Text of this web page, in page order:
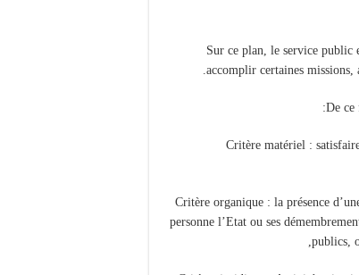
Sur ce plan, le service public
accomplir certaines
De ce
1-Critère matériel :
2-Critère organique : la présence
personne l’Etat ou ses
publics,